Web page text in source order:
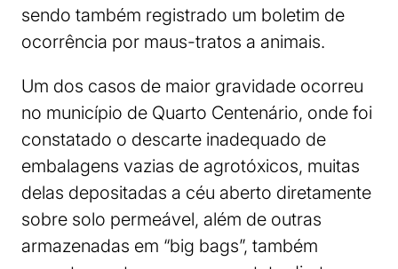
sendo também registrado um boletim de
ocorrência por maus-tratos a animais.
Um dos casos de maior gravidade ocorreu
no município de Quarto Centenário, onde foi
constatado o descarte inadequado de
embalagens vazias de agrotóxicos, muitas
delas depositadas a céu aberto diretamente
sobre solo permeável, além de outras
armazenadas em “big bags”, também